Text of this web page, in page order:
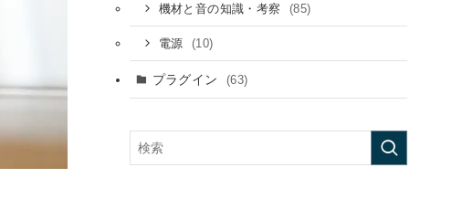
機材と音の知識・考察 (85)
電源 (10)
プラグイン (63)